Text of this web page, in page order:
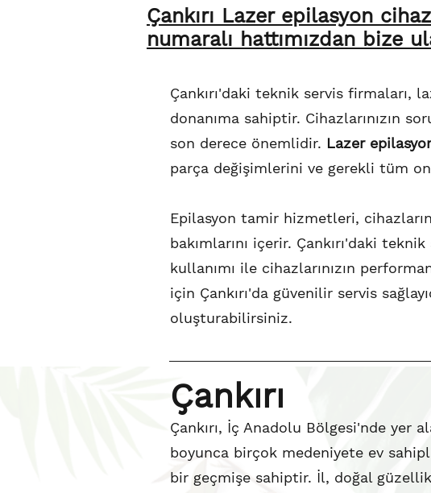
Çankırı Lazer epilasyon
numaralı hattımızdan bize
Çankırı'daki teknik servis firmaları,
donanıma sahiptir. Cihazlarınızın
son derece önemlidir. Lazer
parça değişimlerini ve gerekli tüm
Epilasyon tamir hizmetleri,
bakımlarını içerir. Çankırı'daki
kullanımı ile cihazlarınızın
için Çankırı'da güvenilir servis
oluşturabilirsiniz.
Çankırı
Çankırı, İç Anadolu Bölgesi'nde
boyunca birçok medeniyete ev
bir geçmişe sahiptir. İl, doğal